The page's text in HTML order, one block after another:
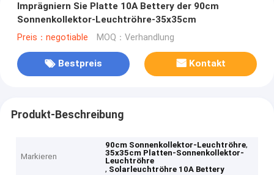
Imprägniern Sie Platte 10A Bettery der 90cm
Sonnenkollektor-Leuchtröhre-35x35cm
Preis：negotiable MOQ：Verhandlung
Bestpreis Kontakt
Produkt-Beschreibung
Markieren
90cm Sonnenkollektor-Leuchtröhre,
35x35cm Platten-Sonnenkollektor-
Leuchtröhre
, Solarleuchtröhre 10A Bettery